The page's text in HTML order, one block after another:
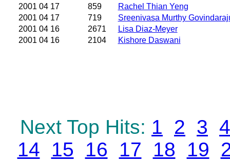
2001 04 17
859
Rachel Thian Yeng
2001 04 17
719
Sreenivasa Murthy
2001 04 16
2671
Lisa Diaz-Meyer
2001 04 16
2104 Kishore Daswani
Next Top Hits: 1 2 3 4
14
15 16 17 18 19